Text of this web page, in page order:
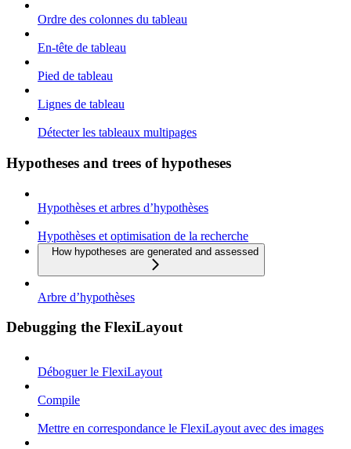
Ordre des colonnes du tableau
En-tête de tableau
Pied de tableau
Lignes de tableau
Détecter les tableaux multipages
Hypotheses and trees of hypotheses
Hypothèses et arbres d’hypothèses
Hypothèses et optimisation de la recherche
How hypotheses are generated and assessed
Arbre d’hypothèses
Debugging the FlexiLayout
Déboguer le FlexiLayout
Compile
Mettre en correspondance le FlexiLayout avec des images